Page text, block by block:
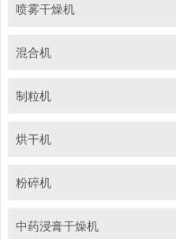
喷雾干燥机
混合机
制粒机
烘干机
粉碎机
中药浸膏干燥机